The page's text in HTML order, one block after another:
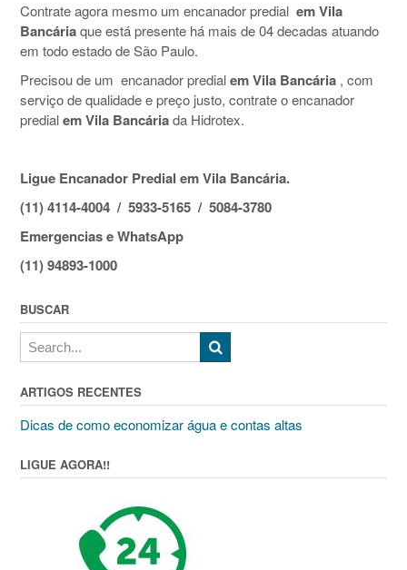
Contrate agora mesmo um encanador predial em Vila
Bancáriaque está presente há mais de 04 decadas atuando
em todo estado de São Paulo.
Precisou de um encanador predialem Vila Bancária , com
serviço de qualidade e preço justo, contrate o encanador
predialem Vila Bancáriada Hidrotex.
Ligue Encanador Predial em Vila Bancária.
(11) 4114-4004 / 5933-5165 / 5084-3780
Emergencias e WhatsApp
(11) 94893-1000
BUSCAR
ARTIGOS RECENTES
Dicas de como economizar água e contas altas
LIGUE AGORA!!